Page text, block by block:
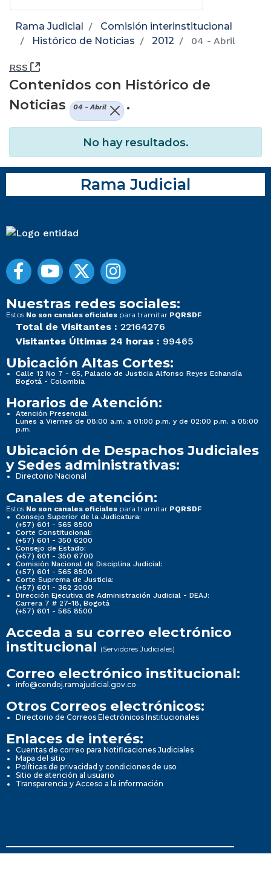
Rama Judicial
Comisión interinstitucional
Histórico de Noticias
2012 04 - Abril
RSS (Abre una nueva ventana)
Contenidos con Histórico de
Noticias
04 - Abril .
No hay resultados.
Rama Judicial
Nuestras redes sociales:
Estos No son canales oficiales para tramitar PQRSDF
Total de Visitantes : 22164276
Visitantes Últimas 24 horas : 99465
Ubicación Altas Cortes:
Calle 12 No 7 - 65, Palacio de Justicia Alfonso Reyes Echandía
Bogotá - Colombia
Horarios de Atención:
Atención Presencial:
Lunes a Viernes de 08:00 a.m. a 01:00 p.m. y de 02:00 p.m. a 05:00
p.m.
Ubicación de Despachos Judiciales
y Sedes administrativas:
Directorio Nacional
Canales de atención:
Estos No son canales oficiales para tramitar PQRSDF
Consejo Superior de la Judicatura:
(+57) 601 - 565 8500
Corte Constitucional:
(+57) 601 - 350 6200
Consejo de Estado:
(+57) 601 - 350 6700
Comisión Nacional de Disciplina Judicial:
(+57) 601 - 565 8500
Corte Suprema de Justicia:
(+57) 601 - 362 2000
Dirección Ejecutiva de Administración Judicial - DEAJ:
Carrera 7 # 27-18, Bogotá
(+57) 601 - 565 8500
Acceda a su correo electrónico
institucional (Servidores Judiciales)
Correo electrónico institucional:
info@cendoj.ramajudicial.gov.co
Otros Correos electrónicos:
Directorio de Correos Electrónicos Institucionales
Enlaces de interés:
Cuentas de correo para Notificaciones Judiciales
Mapa del sitio
Políticas de privacidad y condiciones de uso
Sitio de atención al usuario
Transparencia y Acceso a la información